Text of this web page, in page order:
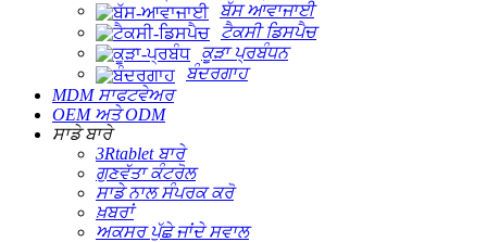
ਬੱਸ ਆਵਾਜਾਈ
ਟੈਕਸੀ ਡਿਸਪੈਚ
ਕੂੜਾ ਪ੍ਰਬੰਧਨ
ਬੰਦਰਗਾਹ
MDM ਸਾਫਟਵੇਅਰ
OEM ਅਤੇ ODM
ਸਾਡੇ ਬਾਰੇ
3Rtablet ਬਾਰੇ
ਗੁਣਵੱਤਾ ਕੰਟਰੋਲ
ਸਾਡੇ ਨਾਲ ਸੰਪਰਕ ਕਰੋ
ਖ਼ਬਰਾਂ
ਅਕਸਰ ਪੁੱਛੇ ਜਾਂਦੇ ਸਵਾਲ